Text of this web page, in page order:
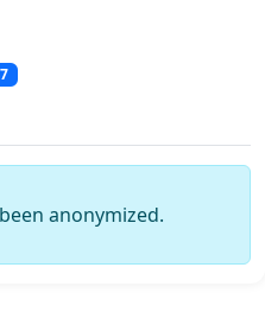
anonymized.